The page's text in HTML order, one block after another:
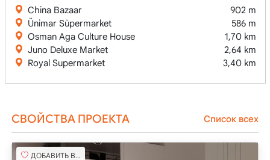
China Bazaar
902 m
Ünimar Süpermarket
586 m
Osman Aga Culture House
1,70 km
Juno Deluxe Market
2,64 km
Royal Supermarket
3,40 km
СВОЙСТВА ПРОЕКТА Список всех
ДОБАВИТЬ В ИЗБРАННОЕ